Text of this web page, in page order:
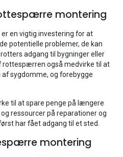
montering
en vigtig investering for at
potentielle problemer, de kan
adgang til bygninger eller
rottespærren også medvirke til at
sygdomme, og forebygge
til at spare penge på længere
ressourcer på reparationer og
har fået adgang til et sted.
montering